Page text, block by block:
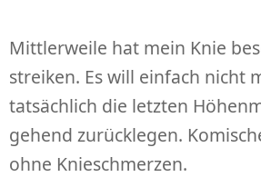
Mittlerweile hat mein Knie
streiken. Es will einfach nicht
tatsächlich die letzten
gehend zurücklegen.
ohne Knieschmerzen.